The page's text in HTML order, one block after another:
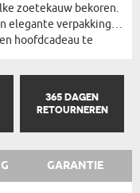
zoetekauw bekoren.
elegante verpakking,
hoofdcadeau te
365 DAGEN
RETOURNEREN
GARANTIE